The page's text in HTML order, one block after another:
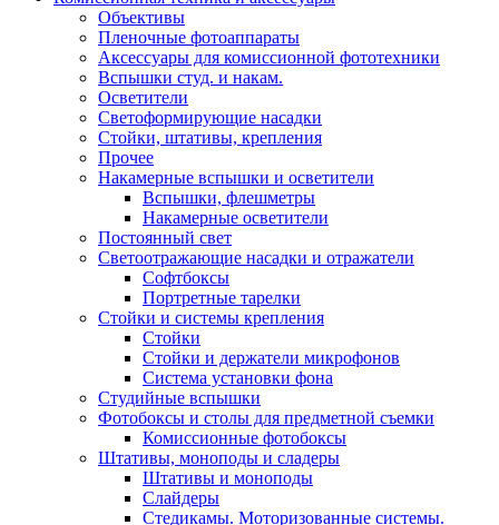
Объективы
Пленочные фотоаппараты
Аксессуары для комиссионной фототехники
Вспышки студ. и накам.
Осветители
Светоформирующие насадки
Стойки, штативы, крепления
Прочее
Накамерные вспышки и осветители
Вспышки, флешметры
Накамерные осветители
Постоянный свет
Светоотражающие насадки и отражатели
Софтбоксы
Портретные тарелки
Стойки и системы крепления
Стойки
Стойки и держатели микрофонов
Система установки фона
Студийные вспышки
Фотобоксы и столы для предметной съемки
Комиссионные фотобоксы
Штативы, моноподы и сладеры
Штативы и моноподы
Слайдеры
Стедикамы. Моторизованные системы.